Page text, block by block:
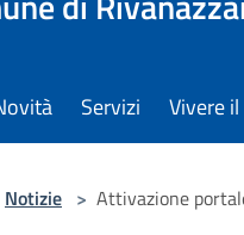
Servizi Vivere
Notizie > Attivazione